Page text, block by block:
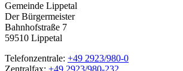
Gemeinde Lippetal
Der Bürgermeister
Bahnhofstraße 7
59510 Lippetal
Telefonzentrale: +49 2923/980-0
Zentralfax: +49 2923/980-232